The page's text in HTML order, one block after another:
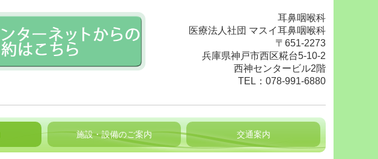
耳鼻咽喉科
医療法人社団 マスイ耳鼻咽喉科
〒651-2273
兵庫県神戸市西区糀台5-10-2
西神センタービル2階
TEL： 078-991-6880
施設・設備のご案内 交通案内